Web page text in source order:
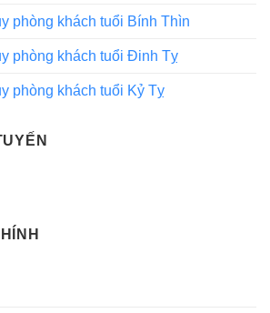
phòng khách tuổi Bính Thìn
phòng khách tuổi Đinh Tỵ
phòng khách tuổi Kỷ Tỵ